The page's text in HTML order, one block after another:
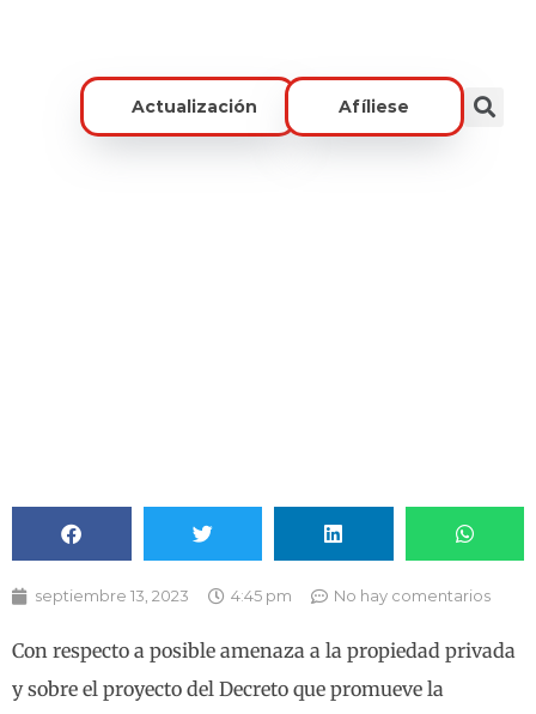
Actualización Afíliese
septiembre 13, 2023 4:45 pm No hay comentarios
Con respecto a posible amenaza a la propiedad privada
y sobre el proyecto del Decreto que promueve la